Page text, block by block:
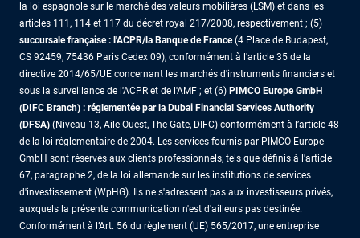
la loi espagnole sur le marché des valeurs mobilières (LSM) et dans les
articles 111, 114 et 117 du décret royal 217/2008, respectivement ; (5)
succursale française : l'ACPR/la Banque de France(4 Place de Budapest,
CS 92459, 75436 Paris Cedex 09), conformément à l'article 35 de la
directive 2014/65/UE concernant les marchés d'instruments financiers et
sous la surveillance de l'ACPR et de l'AMF ; et (6) PIMCO Europe GmbH
(DIFC Branch) : réglementée par la Dubai Financial Services Authority
(DFSA) (Niveau 13, Aile Ouest, The Gate, DIFC) conformément à l’article 48
de la loi réglementaire de 2004. Les services fournis par PIMCO Europe
GmbH sont réservés aux clients professionnels, tels que définis à l'article
67, paragraphe 2, de la loi allemande sur les institutions de services
d'investissement (WpHG). Ils ne s'adressent pas aux investisseurs privés,
auxquels la présente communication n'est d'ailleurs pas destinée.
Conformément à l’Art. 56 du règlement (UE) 565/2017, une entreprise